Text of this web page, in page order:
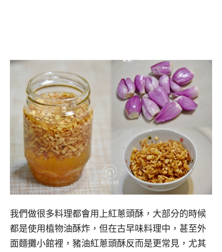
我們做很多料理都會用上紅蔥頭酥，大部分的時候
都是使用植物油酥炸，但在古早味料理中，甚至外
面麵攤小館裡，豬油紅蔥頭酥反而是更常見，尤其